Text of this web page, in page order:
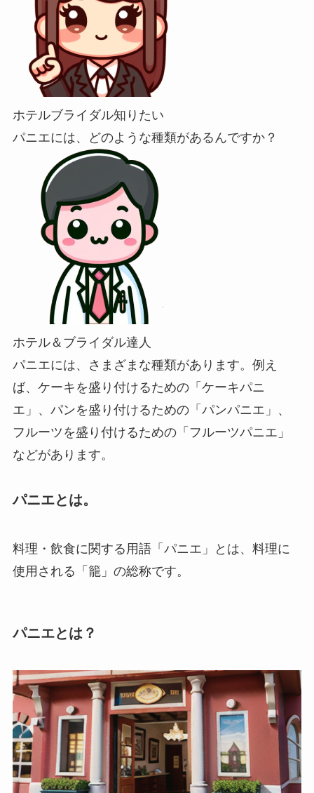
ホテルブライダル知りたい
パニエには、どのような種類があるんですか？
ホテル＆ブライダル達人
パニエには、さまざまな種類があります。例え
ば、ケーキを盛り付けるための「ケーキパニ
エ」、パンを盛り付けるための「パンパニエ」、
フルーツを盛り付けるための「フルーツパニエ」
などがあります。
パニエとは。
料理・飲食に関する用語「パニエ」とは、料理に
使用される「籠」の総称です。
パニエとは？